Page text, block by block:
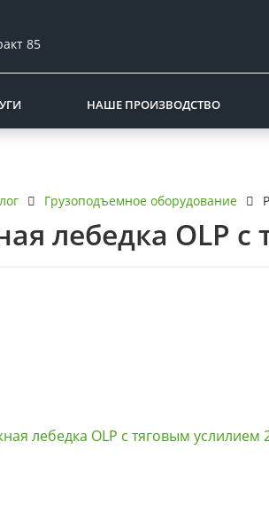
85
НАШЕ ПРОИЗВОДСТВО
Грузоподъемное оборудование
лебедка OLP с